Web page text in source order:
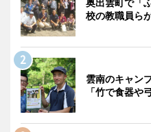
校の教職員ら
雲南のキャン
「竹で食器や